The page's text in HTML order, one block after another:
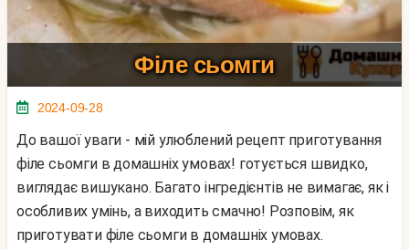
Філе сьомги
2024-09-28
До вашої уваги - мій улюблений рецепт приготування
філе сьомги в домашніх умовах! готується швидко,
виглядає вишукано. Багато інгредієнтів не вимагає, як і
особливих умінь, а виходить смачно! Розповім, як
приготувати філе сьомги в домашніх умовах.